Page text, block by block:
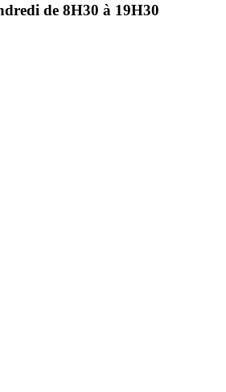
de 8H30 à 19H30